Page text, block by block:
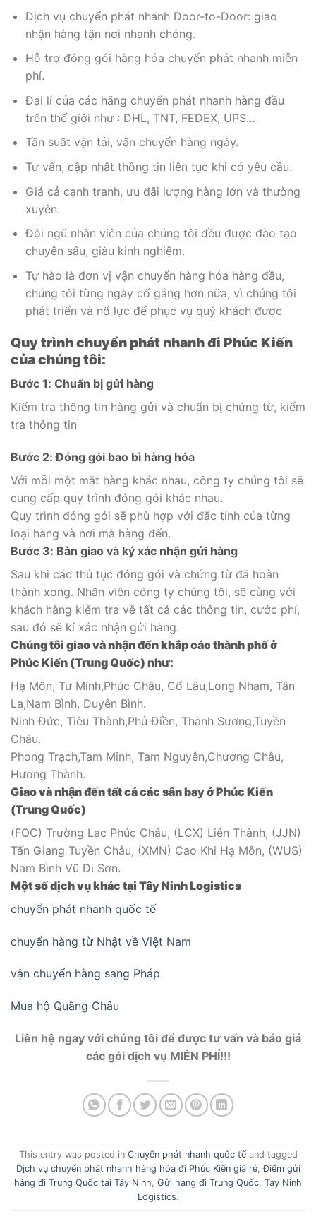
Dịch vụ chuyển phát nhanh Door-to-Door: giao
nhận hàng tận nơi nhanh chóng.
Hỗ trợ đóng gói hàng hóa chuyển phát nhanh miễn
phí.
Đại lí của các hãng chuyển phát nhanh hàng đầu
trên thế giới như : DHL, TNT, FEDEX, UPS…
Tần suất vận tải, vận chuyển hàng ngày.
Tư vấn, cập nhật thông tin liên tục khi có yêu cầu.
Giá cả cạnh tranh, ưu đãi lượng hàng lớn và thường
xuyên.
Đội ngũ nhân viên của chúng tôi đều được đào tạo
chuyên sâu, giàu kinh nghiệm.
Tự hào là đơn vị vận chuyển hàng hóa hàng đầu,
chúng tôi từng ngày cố gắng hơn nữa, vì chúng tôi
phát triển và nổ lực để phục vụ quý khách được
Quy trình chuyển phát nhanh đi Phúc Kiến
của chúng tôi:
Bước 1: Chuẩn bị gửi hàng
Kiểm tra thông tin hàng gửi và chuẩn bị chứng từ, kiểm
tra thông tin
Bước 2: Đóng gói bao bì hàng hóa
Với mỗi một mặt hàng khác nhau, công ty chúng tôi sẽ
cung cấp quy trình đóng gói khác nhau.
Quy trình đóng gói sẽ phù hợp với đặc tính của từng
loại hàng và nơi mà hàng đến.
Bước 3: Bàn giao và ký xác nhận gửi hàng
Sau khi các thủ tục đóng gói và chứng từ đã hoàn
thành xong. Nhân viên công ty chúng tôi, sẽ cùng với
khách hàng kiểm tra về tất cả các thông tin, cước phí,
sau đó sẽ kí xác nhận gửi hàng.
Chúng tôi giao và nhận đến khắp các thành phố ở
Phúc Kiến (Trung Quốc) như:
Hạ Môn, Tư Minh,Phúc Châu, Cổ Lâu,Long Nham, Tân
La,Nam Bình, Duyên Bình.
Ninh Đức, Tiêu Thành,Phủ Điền, Thành Sương,Tuyền
Châu.
Phong Trạch,Tam Minh, Tam Nguyên,Chương Châu,
Hương Thành.
Giao và nhận đến tất cả các sân bay ở Phúc Kiến
(Trung Quốc)
(FOC) Trường Lạc Phúc Châu, (LCX) Liên Thành, (JJN)
Tấn Giang Tuyền Châu, (XMN) Cao Khi Hạ Môn, (WUS)
Nam Bình Vũ Di Sơn.
Một số dịch vụ khác tại Tây Ninh Logistics
chuyển phát nhanh quốc tế
chuyển hàng từ Nhật về Việt Nam
vận chuyển hàng sang Pháp
Mua hộ Quãng Châu
Liên hệ ngay với chúng tôi để được tư vấn và báo giá
các gói dịch vụ MIỄN PHÍ!!!
This entry was posted in Chuyển phát nhanh quốc tếand tagged
Dịch vụ chuyển phát nhanh hàng hóa đi Phúc Kiến giá rẻ,Điểm gửi
hàng đi Trung Quốc tại Tây Ninh, Gửi hàng đi Trung Quốc, Tay Ninh
Logistics.